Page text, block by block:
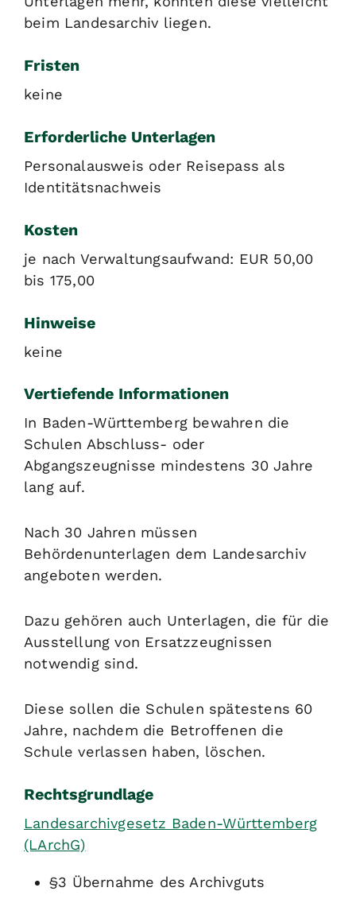
beim Landesarchiv liegen.
Fristen
keine
Erforderliche Unterlagen
Personalausweis oder Reisepass als
Identitätsnachweis
Kosten
je nach Verwaltungsaufwand: EUR 50,00
bis 175,00
Hinweise
keine
Vertiefende Informationen
In Baden-Württemberg bewahren die
Schulen Abschluss- oder
Abgangszeugnisse mindestens 30 Jahre
lang auf.
Nach 30 Jahren müssen
Behördenunterlagen dem Landesarchiv
angeboten werden.
Dazu gehören auch Unterlagen, die für die
Ausstellung von Ersatzzeugnissen
notwendig sind.
Diese sollen die Schulen spätestens 60
Jahre, nachdem die Betroffenen die
Schule verlassen haben, löschen.
Rechtsgrundlage
Landesarchivgesetz Baden-Württemberg
(LArchG)
§3 Übernahme des Archivguts